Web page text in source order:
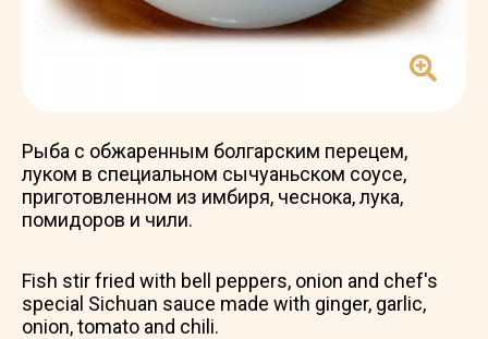
Рыба с обжаренным болгарским перецем,
луком в специальном сычуаньском соусе,
приготовленном из имбиря, чеснока, лука,
помидоров и чили.
Fish stir fried with bell peppers, onion and chef's
special Sichuan sauce made with ginger, garlic,
onion, tomato and chili.